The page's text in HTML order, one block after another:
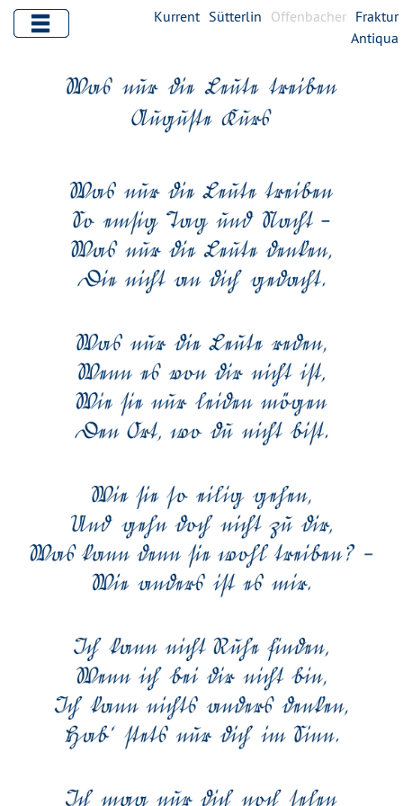
Kurrent Sütterlin Offenbacher Fraktur
Antiqua